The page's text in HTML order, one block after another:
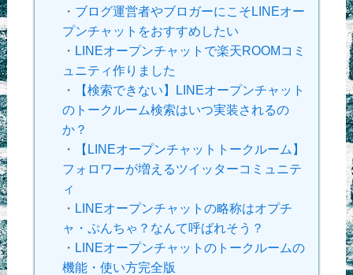
・ ブログ運営者やブロガーにこそLINEオー
プンチャットをおすすめしたい
・ LINEオープンチャットで楽天ROOMコミ
ュニティ作りました
・
【検索できない】LINEオープンチャット
のトークルーム検索はいつ実装されるの
か？
・
【LINEオープンチャットトークルーム】
フォロワーが増えるツイッターコミュニテ
ィ
・ LINEオープンチャットの略称はオプチ
ャ・ぷんちゃ？なんて呼ばれそう？
・ LINEオープンチャットのトークルームの
機能・使い方完全版